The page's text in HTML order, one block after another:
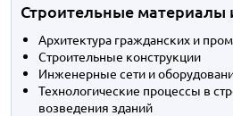
Строительные материалы
Архитектура гражданских и
Строительные конструкции
Инженерные сети и
Технологические процессы в
возведения зданий